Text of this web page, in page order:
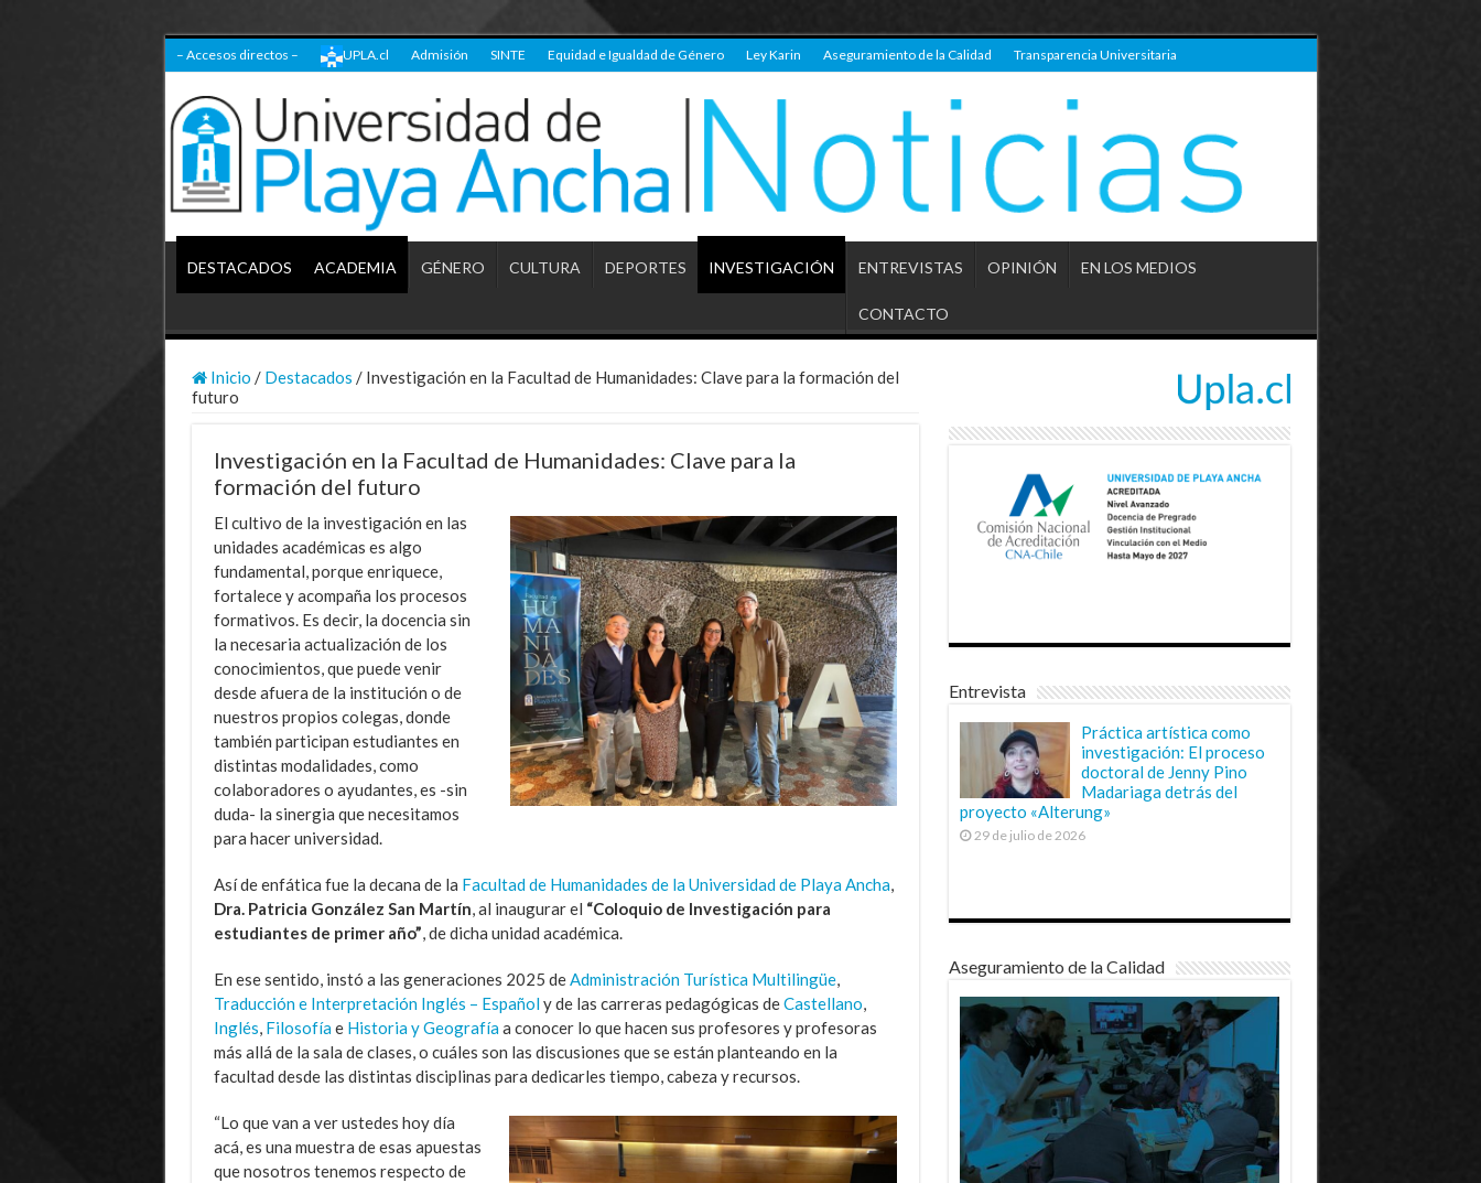
– Accesos directos – UPLA.cl Admisión SINTE Equidad e Igualdad de Género Ley Karin Aseguramiento de la Calidad Transparencia Universitaria
DESTACADOS ACADEMIA GÉNERO CULTURA DEPORTES INVESTIGACIÓN ENTREVISTAS OPINIÓN EN LOS MEDIOS
CONTACTO
Inicio / Destacados / Investigación en la Facultad de Humanidades: Clave para la formación del
futuro
Investigación en la Facultad de Humanidades: Clave para la
formación del futuro
El cultivo de la investigación en las
unidades académicas es algo
fundamental, porque enriquece,
fortalece y acompaña los procesos
formativos. Es decir, la docencia sin
la necesaria actualización de los
conocimientos, que puede venir
desde afuera de la institución o de
nuestros propios colegas, donde
también participan estudiantes en
distintas modalidades, como
colaboradores o ayudantes, es -sin
duda- la sinergia que necesitamos
para hacer universidad.
Así de enfática fue la decana de la Facultad de Humanidades de la Universidad de Playa Ancha,
Dra. Patricia González San Martín , al inaugurar el “Coloquio de Investigación para
estudiantes de primer año” , de dicha unidad académica.
En ese sentido, instó a las generaciones 2025 de Administración Turística Multilingüe,
Traducción e Interpretación Inglés – Españoly de las carreras pedagógicas deCastellano
Inglés Filosofíae Historia y Geografíaa conocer lo que hacen sus profesores y profesoras
más allá de la sala de clases, o cuáles son las discusiones que se están planteando en la
facultad desde las distintas disciplinas para dedicarles tiempo, cabeza y recursos.
“Lo que van a ver ustedes hoy día
acá, es una muestra de esas apuestas
que nosotros tenemos respecto de
Entrevista
Práctica artística como
investigación: El proceso
doctoral de Jenny Pino
Madariaga detrás del
proyecto «Alterung»
29 de julio de 2026
Aseguramiento de la Calidad